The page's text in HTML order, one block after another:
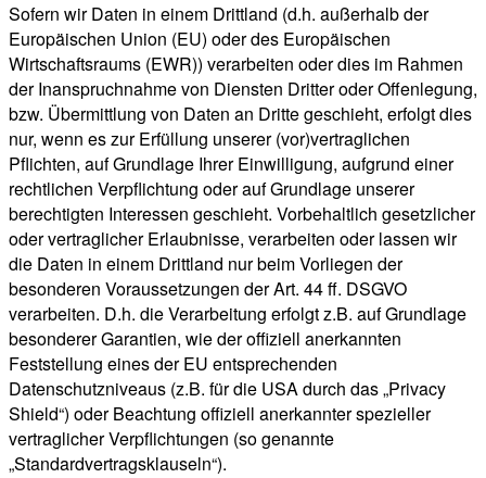
Sofern wir Daten in einem Drittland (d.h. außerhalb der
Europäischen Union (EU) oder des Europäischen
Wirtschaftsraums (EWR)) verarbeiten oder dies im Rahmen
der Inanspruchnahme von Diensten Dritter oder Offenlegung,
bzw. Übermittlung von Daten an Dritte geschieht, erfolgt dies
nur, wenn es zur Erfüllung unserer (vor)vertraglichen
Pflichten, auf Grundlage Ihrer Einwilligung, aufgrund einer
rechtlichen Verpflichtung oder auf Grundlage unserer
berechtigten Interessen geschieht. Vorbehaltlich gesetzlicher
oder vertraglicher Erlaubnisse, verarbeiten oder lassen wir
die Daten in einem Drittland nur beim Vorliegen der
besonderen Voraussetzungen der Art. 44 ff. DSGVO
verarbeiten. D.h. die Verarbeitung erfolgt z.B. auf Grundlage
besonderer Garantien, wie der offiziell anerkannten
Feststellung eines der EU entsprechenden
Datenschutzniveaus (z.B. für die USA durch das „Privacy
Shield“) oder Beachtung offiziell anerkannter spezieller
vertraglicher Verpflichtungen (so genannte
„Standardvertragsklauseln“).